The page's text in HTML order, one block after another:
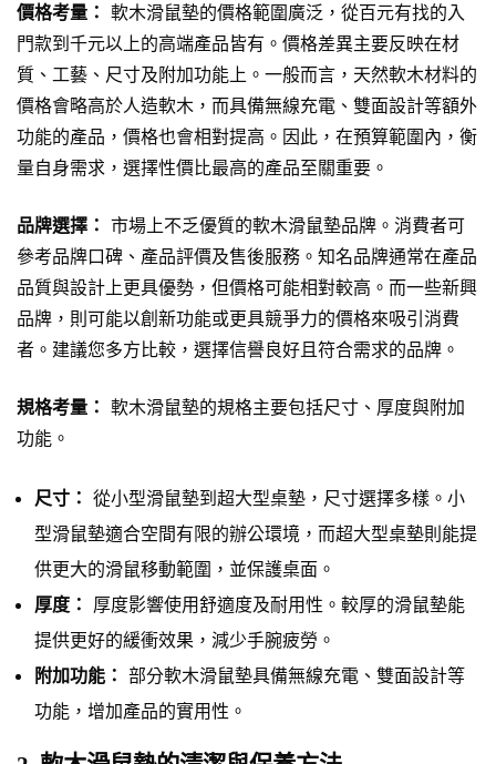
價格考量： 軟木滑鼠墊的價格範圍廣泛，從百元有找的入
門款到千元以上的高端產品皆有。價格差異主要反映在材
質、工藝、尺寸及附加功能上。一般而言，天然軟木材料的
價格會略高於人造軟木，而具備無線充電、雙面設計等額外
功能的產品，價格也會相對提高。因此，在預算範圍內，衡
量自身需求，選擇性價比最高的產品至關重要。
品牌選擇： 市場上不乏優質的軟木滑鼠墊品牌。消費者可
參考品牌口碑、產品評價及售後服務。知名品牌通常在產品
品質與設計上更具優勢，但價格可能相對較高。而一些新興
品牌，則可能以創新功能或更具競爭力的價格來吸引消費
者。建議您多方比較，選擇信譽良好且符合需求的品牌。
規格考量： 軟木滑鼠墊的規格主要包括尺寸、厚度與附加
功能。
尺寸： 從小型滑鼠墊到超大型桌墊，尺寸選擇多樣。小
型滑鼠墊適合空間有限的辦公環境，而超大型桌墊則能提
供更大的滑鼠移動範圍，並保護桌面。
厚度： 厚度影響使用舒適度及耐用性。較厚的滑鼠墊能
提供更好的緩衝效果，減少手腕疲勞。
附加功能： 部分軟木滑鼠墊具備無線充電、雙面設計等
功能，增加產品的實用性。